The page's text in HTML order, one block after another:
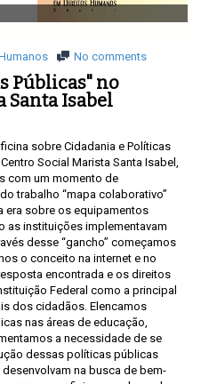
v
i
a
i
o
No comments
Públicas" no
Santa Isabel
sobre Cidadania e Políticas
Social Marista Santa Isabel,
com um momento de
trabalho “mapa colaborativo”
era sobre os equipamentos
as instituições implementavam
desse “gancho” começamos
o conceito na internet e no
encontrada e os direitos
Federal como a principal
dos cidadãos. Elencamos
nas áreas de educação,
a necessidade de se
dessas políticas públicas
na busca de bem-